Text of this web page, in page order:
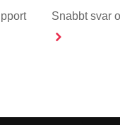
Snabbt svar